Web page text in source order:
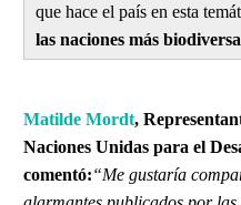
que hace el país en esta
las naciones más
Matilde Mordt,
Naciones Unidas para el
comentó:“Me gustaría